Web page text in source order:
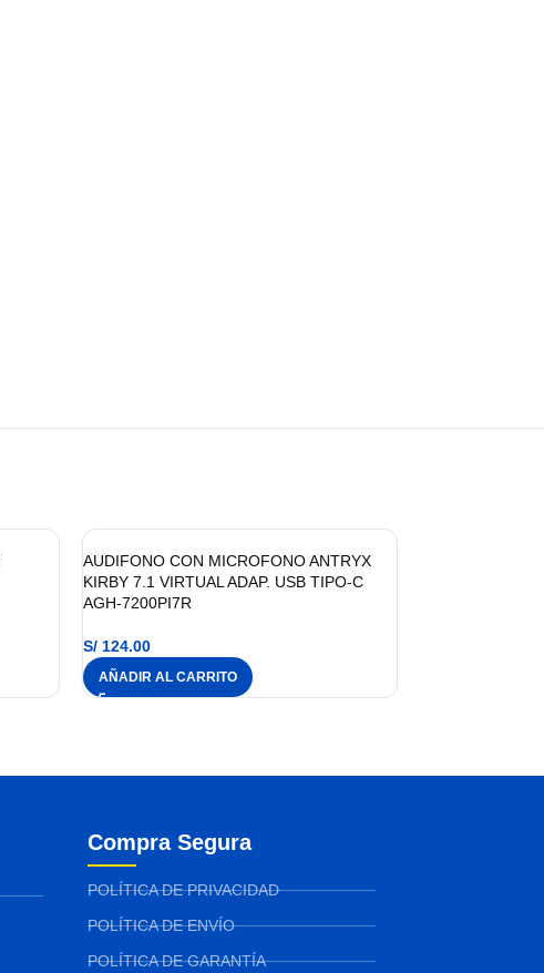
AUDIFONO CON MICROFONO ANTRYX
KIRBY 7.1 VIRTUAL ADAP. USB TIPO-C
AGH-7200PI7R
S/124.00
AÑADIR AL CARRITO
Compra Segura
POLÍTICA DE PRIVACIDAD
POLÍTICA DE ENVÍO
POLÍTICA DE GARANTÍA